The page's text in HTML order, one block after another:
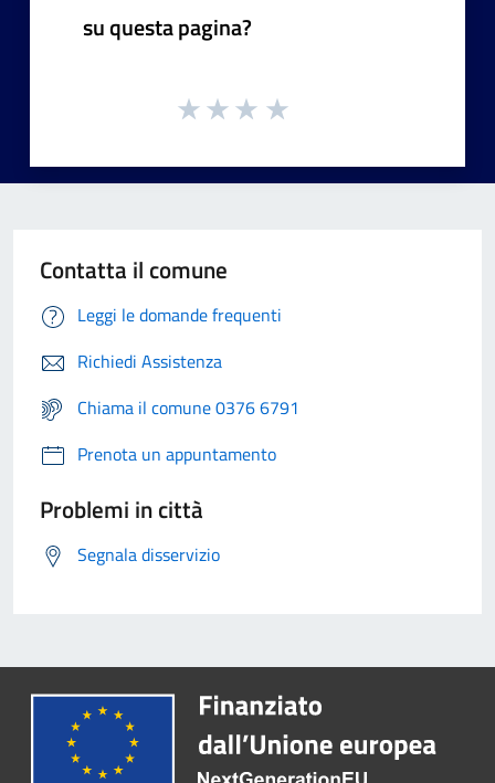
su questa pagina?
Contatta il comune
Leggi le domande frequenti
Richiedi Assistenza
Chiama il comune 0376 6791
Prenota un appuntamento
Problemi in città
Segnala disservizio